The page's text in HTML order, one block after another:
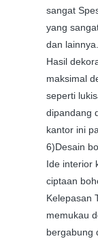
sangat
yang
dan lainnya.
Hasil
maksimal
seperti
dipandang
kantor ini
6)Desain
Ide interior
ciptaan
Kelepasan
memukau
bergabung